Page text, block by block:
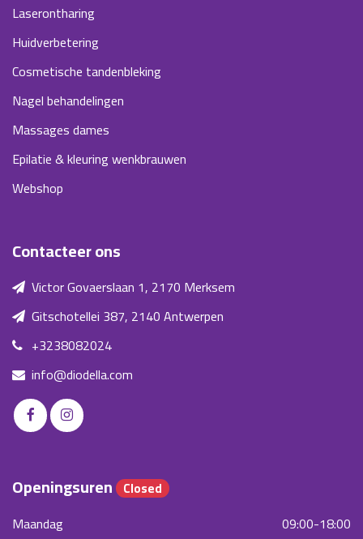
Laserontharing
Huidverbetering
Cosmetische tandenbleking
Nagel behandelingen
Massages dames
Epilatie & kleuring wenkbrauwen
Webshop
Contacteer ons
Victor Govaerslaan 1, 2170 Merksem
Gitschotellei 387, 2140 Antwerpen
+3238082024
info@diodella.com
Openingsuren Closed
Maandag
09:00-18:00